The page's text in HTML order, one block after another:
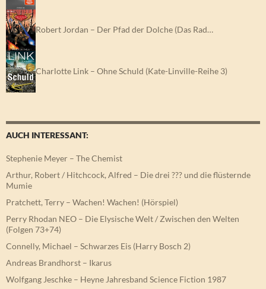
Robert Jordan – Der Pfad der Dolche (Das Rad…
Charlotte Link – Ohne Schuld (Kate-Linville-Reihe 3)
AUCH INTERESSANT:
Stephenie Meyer – The Chemist
Arthur, Robert / Hitchcock, Alfred – Die drei ??? und die flüsternde
Mumie
Pratchett, Terry – Wachen! Wachen! (Hörspiel)
Perry Rhodan NEO – Die Elysische Welt / Zwischen den Welten
(Folgen 73+74)
Connelly, Michael – Schwarzes Eis (Harry Bosch 2)
Andreas Brandhorst – Ikarus
Wolfgang Jeschke – Heyne Jahresband Science Fiction 1987